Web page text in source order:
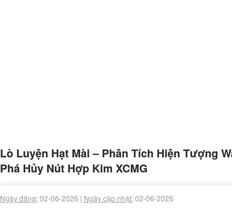
Lò Luyện Hạt Mài – Phân Tích Hiện Tượng
Phá Hủy Nút Hợp Kim XCMG
Ngày đăng:02-06-2026 | Ngày cập nhật:02-06-2026